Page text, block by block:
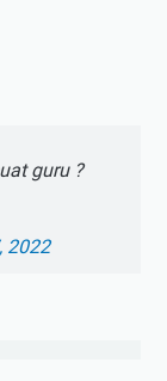
guru ?
2022